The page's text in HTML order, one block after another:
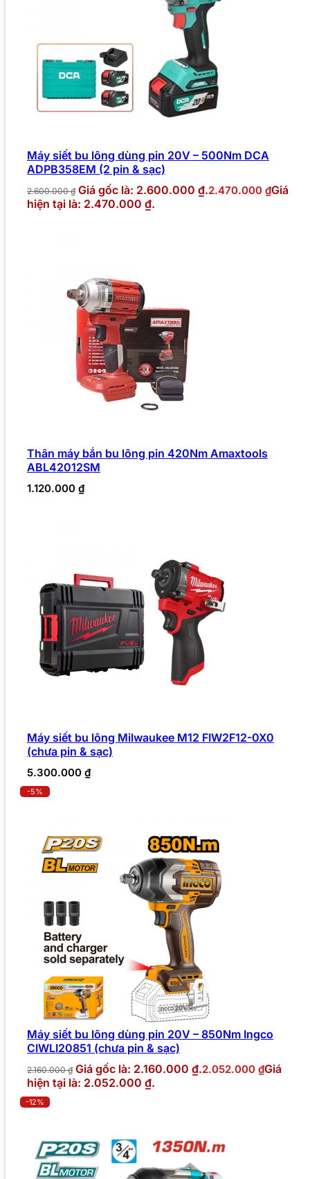
Máy siết bu lông dùng pin 20V – 500Nm DCA
ADPB358EM (2 pin & sạc)
2.600.000₫ Giá gốc là: 2.600.000 ₫.2.470.000 ₫Giá
hiện tại là: 2.470.000 ₫.
Thân máy bắn bu lông pin 420Nm Amaxtools
ABL42012SM
1.120.000 ₫
Máy siết bu lông Milwaukee M12 FIW2F12-0X0
(chưa pin & sạc)
5.300.000 ₫
-5%
Máy siết bu lông dùng pin 20V – 850Nm Ingco
CIWLI20851 (chưa pin & sạc)
2.160.000₫ Giá gốc là: 2.160.000 ₫.2.052.000 ₫Giá
hiện tại là: 2.052.000 ₫.
-12%